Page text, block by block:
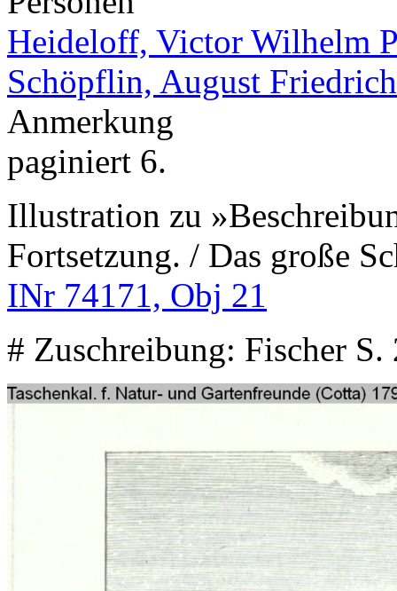
Heideloff, Victor Wilhelm
Schöpflin, August Friedrich
Anmerkung
paginiert 6.
Illustration zu
Fortsetzung. / Das große
INr 74171, Obj 21
# Zuschreibung: Fischer S.